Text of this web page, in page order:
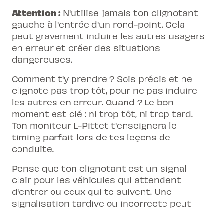
Attention : N'utilise jamais ton clignotant
gauche à l'entrée d'un rond-point. Cela
peut gravement induire les autres usagers
en erreur et créer des situations
dangereuses.
Comment t'y prendre ? Sois précis et ne
clignote pas trop tôt, pour ne pas induire
les autres en erreur. Quand ? Le bon
moment est clé : ni trop tôt, ni trop tard.
Ton moniteur L-Pittet t'enseignera le
timing parfait lors de tes leçons de
conduite.
Pense que ton clignotant est un signal
clair pour les véhicules qui attendent
d'entrer ou ceux qui te suivent. Une
signalisation tardive ou incorrecte peut